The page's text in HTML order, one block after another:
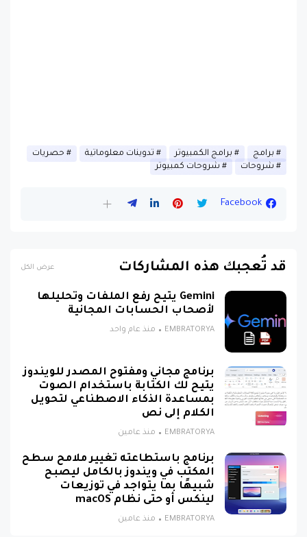
برامج برامج الكمبيوتر تدوينات معلوماتية
حصريات
شروحات
شروحات كمبيوتر
Facebook
قد تُعجبك هذه المشاركات عرض الكل
Gemini يتيح رفع الملفات وتحليلها
لأصحاب الحسابات المجانية
EMBRATORYA منذ عام واحد
برنامج مجاني ومفتوح المصدر للويندوز
يتيح لك الكتابة باستخدام الصوت
بمساعدة الذكاء الاصطناعي لتحويل
الكلام إلى نص
EMBRATORYA منذ عامين
برنامج باستطاعته تغيير ملامح سطح
المكتب في ويندوز بالكامل ليصبح
شبيهًا بما يتواجد في توزيعات
لينكس أو حتى نظام macOS
EMBRATORYA منذ عامين